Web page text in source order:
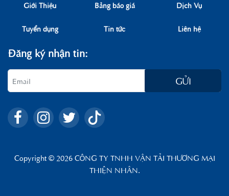
Giới Thiệu Bảng báo giá Dịch Vụ
Tuyển dụng Tin tức Liên hệ
Đăng ký nhận tin:
GỬI
Copyright © 2026 CÔNG TY TNHH VẬN TẢI THƯƠNG MẠI
THIỆN NHÂN.